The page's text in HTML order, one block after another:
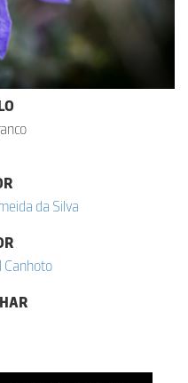
da Silva
Canhoto